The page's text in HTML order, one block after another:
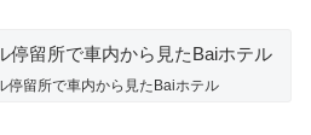
停留所で車内から見たBaiホテル